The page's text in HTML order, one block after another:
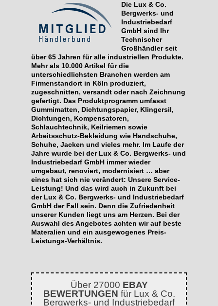
Die Lux & Co.
Bergwerks- und
Industriebedarf
GmbH sind Ihr
Technischer
Großhändler seit
über 65 Jahren für alle industriellen Produkte.
Mehr als 10.000 Artikel für die
unterschiedlichsten Branchen werden am
Firmenstandort in Köln produziert,
zugeschnitten, versandt oder nach Zeichnung
gefertigt. Das Produktprogramm umfasst
Gummimatten, Dichtungspapier, Klingersil,
Dichtungen, Kompensatoren,
Schlauchtechnik, Keilriemen sowie
Arbeitsschutz-Bekleidung wie Handschuhe,
Schuhe, Jacken und vieles mehr. Im Laufe der
Jahre wurde bei der Lux & Co. Bergwerks- und
Industriebedarf GmbH immer wieder
umgebaut, renoviert, modernisiert … aber
eines hat sich nie verändert: Unsere Service-
Leistung! Und das wird auch in Zukunft bei
der Lux & Co. Bergwerks- und Industriebedarf
GmbH der Fall sein. Denn die Zufriedenheit
unserer Kunden liegt uns am Herzen. Bei der
Auswahl des Angebotes achten wir auf beste
Materalien und ein ausgewogenes Preis-
Leistungs-Verhältnis.
Über 27000 EBAY
BEWERTUNGEN für Lux & Co.
Bergwerks- und Industriebedarf